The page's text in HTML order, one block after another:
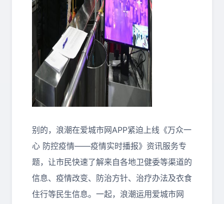
别的，浪潮在爱城市网APP紧迫上线《万众一
心 防控疫情——疫情实时播报》资讯服务专
题，让市民快速了解来自各地卫健委等渠道的
信息、疫情改变、防治方针、治疗办法及衣食
住行等民生信息。一起，浪潮运用爱城市网